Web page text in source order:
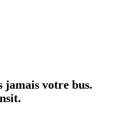
jamais votre bus.